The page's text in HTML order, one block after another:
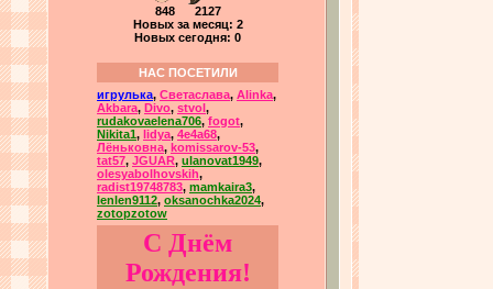
848 2127
Новых за месяц: 2
Новых сегодня: 0
НАС ПОСЕТИЛИ
игрулька, Светаслава, Alinka,
Akbara, Divo, stvol ,
rudakovaelena706, fogot,
Nikita1, lidya, 4e4a68,
Лёньковна, komissarov-53,
tat57, JGUAR, ulanovat1949,
olesyabolhovskih,
radist19748783, mamkaira3,
lenlen9112, oksanochka2024,
zotopzotow
С Днём
Рождения!